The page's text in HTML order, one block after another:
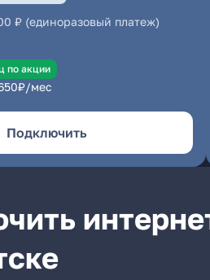
₽ (единоразовый платеж)
по акции
₽/мес
Подключить